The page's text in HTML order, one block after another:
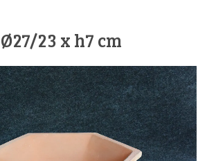
Ø27/23 x h7 cm